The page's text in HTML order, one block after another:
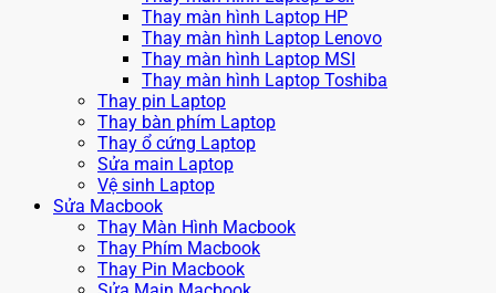
Thay màn hình Laptop HP
Thay màn hình Laptop Lenovo
Thay màn hình Laptop MSI
Thay màn hình Laptop Toshiba
Thay pin Laptop
Thay bàn phím Laptop
Thay ổ cứng Laptop
Sửa main Laptop
Vệ sinh Laptop
Sửa Macbook
Thay Màn Hình Macbook
Thay Phím Macbook
Thay Pin Macbook